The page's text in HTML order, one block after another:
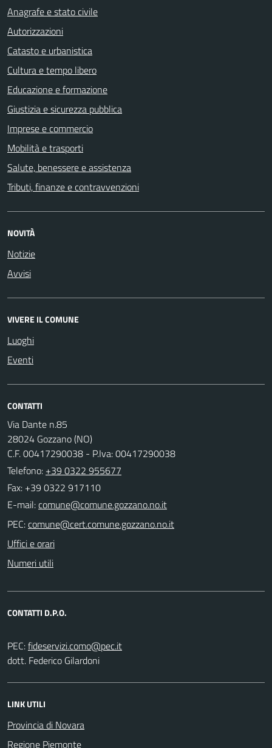
Anagrafe e stato civile
Autorizzazioni
Catasto e urbanistica
Cultura e tempo libero
Educazione e formazione
Giustizia e sicurezza pubblica
Imprese e commercio
Mobilità e trasporti
Salute, benessere e assistenza
Tributi, finanze e contravvenzioni
NOVITÀ
Notizie
Avvisi
VIVERE IL COMUNE
Luoghi
Eventi
CONTATTI
Via Dante n.85
28024 Gozzano (NO)
C.F. 00417290038 - P.Iva: 00417290038
Telefono: +39 0322 955677
Fax: +39 0322 917110
E-mail:
PEC:
Uffici e orari
Numeri utili
CONTATTI D.P.O.
PEC:
dott. Federico Gilardoni
LINK UTILI
Provincia di Novara
Regione Piemonte